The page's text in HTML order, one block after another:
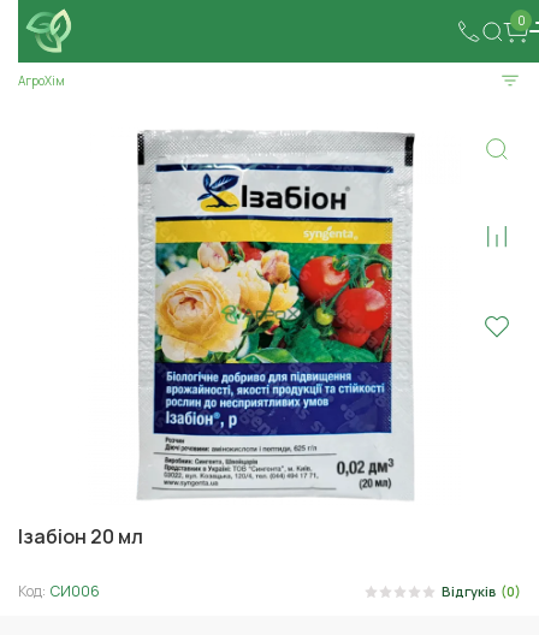
0
АгроХім
Ізабіон 20 мл
Код: СИ006 Відгуків (0)